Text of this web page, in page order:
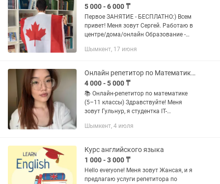
5 000 - 6 000 ₸
Первое ЗАНЯТИЕ - БЕСПЛАТНО:) Всем
привет! Меня зовут Сергей. Работаю в
центре/дома/онлайн Образование -
планируешь поездку или переезд в
Шымкент, 17 июня
Онлайн репетитор по Математике/Информатике
4 000 - 5 000 ₸
📚 Онлайн-репетитор по математике
(5–11 классы) Здравствуйте! Меня
зовут Гульнур, я студентка IT-
математике. Помогаю: ✅ повысить
в...
Шымкент, 4 июля
Курс английского языка
1 000 - 3 000 ₸
Hello everyone! Меня зовут Жансая, и я
предлагаю услуги репетитора по